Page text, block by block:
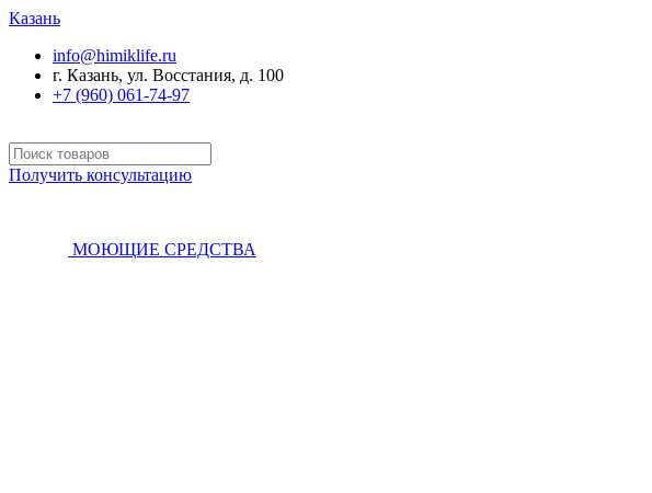
Казань
info@himiklife.ru
г. Казань, ул. Восстания, д. 100
+7 (960) 061-74-97
Получить консультацию
МОЮЩИЕ СРЕДСТВА